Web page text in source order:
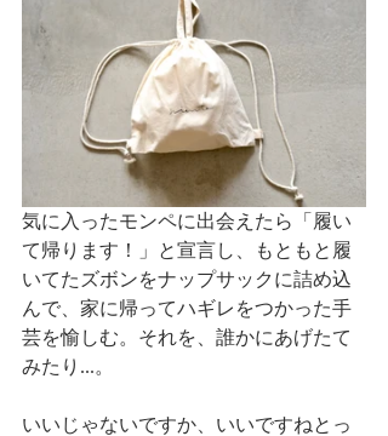
気に入ったモンペに出会えたら「履い
て帰ります！」と宣言し、もともと履
いてたズボンをナップサックに詰め込
んで、家に帰ってハギレをつかった手
芸を愉しむ。それを、誰かにあげたて
みたり...。
いいじゃないですか、いいですねとっ